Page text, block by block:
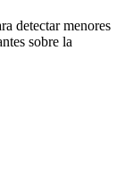
detectar menores
sobre la